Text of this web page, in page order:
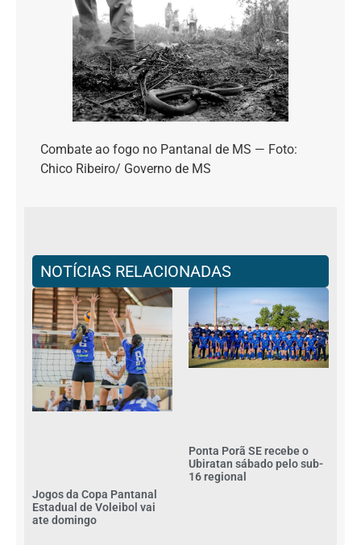
Combate ao fogo no Pantanal de MS — Foto:
Chico Ribeiro/ Governo de MS
NOTÍCIAS RELACIONADAS
Jogos da Copa Pantanal
Estadual de Voleibol vai
ate domingo
Ponta Porã SE recebe o
Ubiratan sábado pelo sub-
16 regional